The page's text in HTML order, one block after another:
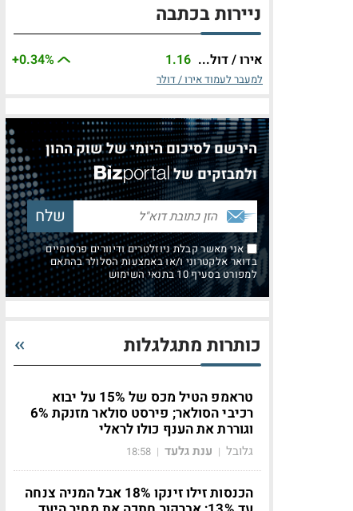
ניירות בכתבה
אירו / דול... 1.16
+0.34%
למעבר לעמוד אירו / דולר
הירשם לסיכום היומי של שוק ההון
ולמבזקים של
אני מאשר קבלת ניוזלטרים ודיוורים פרסומיים
בדואר אלקטרוני ו/או באמצעות הסלולר בהתאם
למפורט בסעיף 10 בתנאי השימוש
כותרות מתגלגלות
טראמפ הטיל מכס של 15% על יבוא
רכיבי הסולאר; פירסט סולאר מזנקת 6%
וגוררת את הענף כולו לראלי
גלובל | ענת גלעד |
18:58
הכנסות זילו זינקו 18% אבל המניה צנחה